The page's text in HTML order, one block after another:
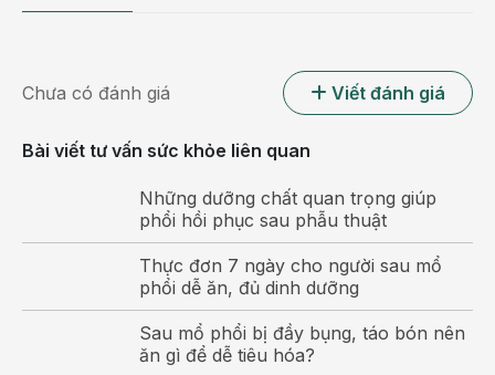
Chưa có đánh giá Viết đánh giá
Bài viết tư vấn sức khỏe liên quan
Những dưỡng chất quan trọng giúp
phổi hồi phục sau phẫu thuật
Thực đơn 7 ngày cho người sau mổ
phổi dễ ăn, đủ dinh dưỡng
Sau mổ phổi bị đầy bụng, táo bón nên
ăn gì để dễ tiêu hóa?